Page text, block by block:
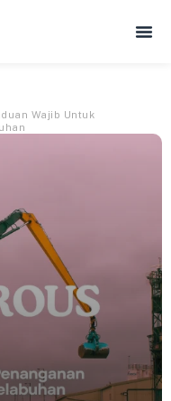
Wajib Untuk